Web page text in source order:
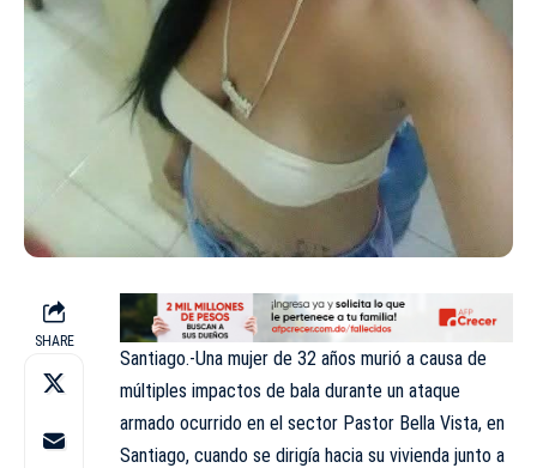
SHARE
Santiago.-Una mujer de 32 años murió a causa de
múltiples impactos de bala durante un ataque
armado ocurrido en el sector Pastor Bella Vista, en
Santiago, cuando se dirigía hacia su vivienda junto a